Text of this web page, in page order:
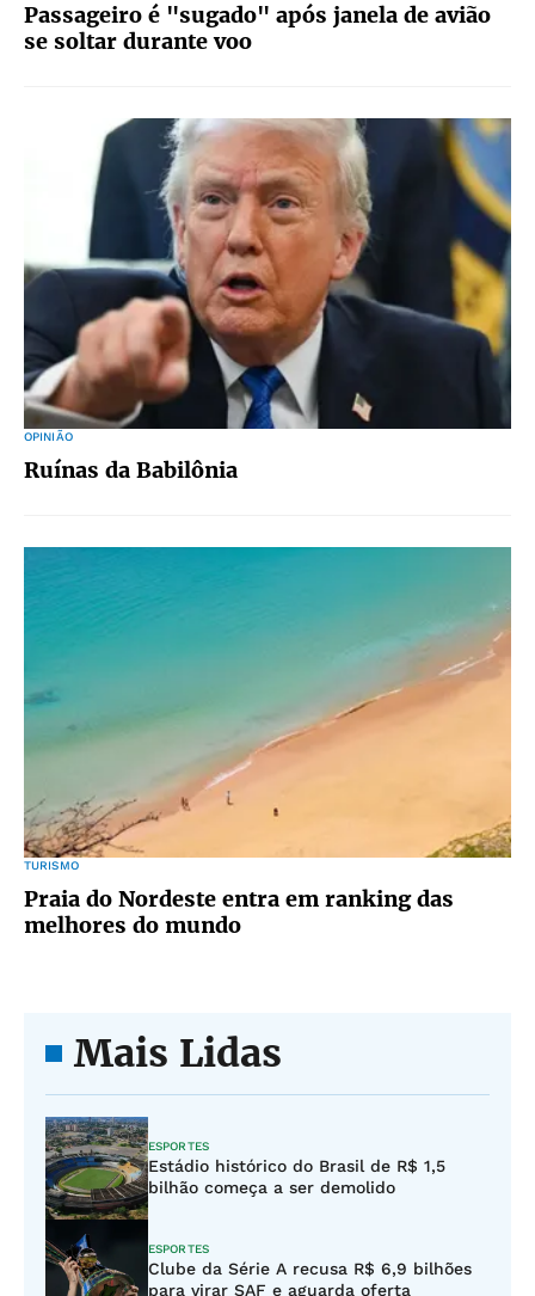
Passageiro é "sugado" após janela de avião
se soltar durante voo
OPINIÃO
Ruínas da Babilônia
TURISMO
Praia do Nordeste entra em ranking das
melhores do mundo
Mais Lidas
ESPORTES
Estádio histórico do Brasil de R$ 1,5
bilhão começa a ser demolido
ESPORTES
Clube da Série A recusa R$ 6,9 bilhões
para virar SAF e aguarda oferta